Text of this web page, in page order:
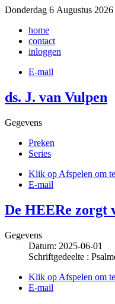
Donderdag 6 Augustus 2026
home
contact
inloggen
E-mail
ds. J. van Vulpen
Gegevens
Preken
Series
Klik op Afspelen om
E-mail
De HEERe zorgt
Gegevens
Datum: 2025-06-01
Schriftgedeelte :
Klik op Afspelen om
E-mail